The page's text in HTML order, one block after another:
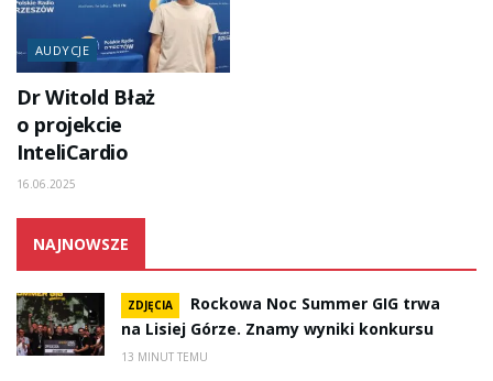
AUDYCJE
Dr Witold Błaż
o projekcie
InteliCardio
16.06.2025
NAJNOWSZE
ZDJĘCIA
Rockowa Noc Summer GIG trwa
na Lisiej Górze. Znamy wyniki konkursu
13 MINUT TEMU